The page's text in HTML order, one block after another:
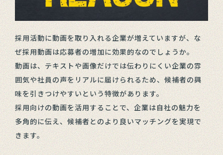
採用活動に動画を取り入れる企業が増えていますが、な
ぜ採用動画は応募者の増加に効果的なのでしょうか。
動画は、テキストや画像だけでは伝わりにくい企業の雰
囲気や社員の声をリアルに届けられるため、候補者の興
味を引きつけやすいという特徴があります。
採用向けの動画を活用することで、企業は自社の魅力を
多角的に伝え、候補者とのより良いマッチングを実現で
きます。